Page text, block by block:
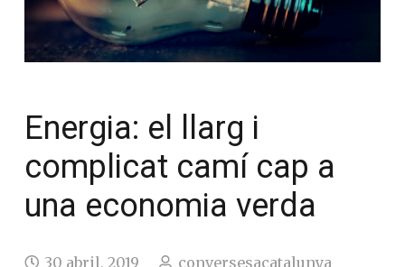
Energia: el llarg i
complicat camí cap a
una economia verda
30 abril, 2019
conversesacatalunya